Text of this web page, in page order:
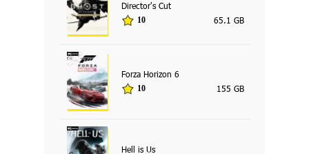
Director's Cut
10 65.1 GB
Forza Horizon 6
10 155 GB
Hell is Us